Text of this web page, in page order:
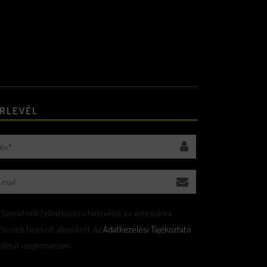
Szeretnék feliratkozni a hírlevélre és értesülni a
hírekről, akciókról. Az Adatkezelési Tájékoztató
megismertem.